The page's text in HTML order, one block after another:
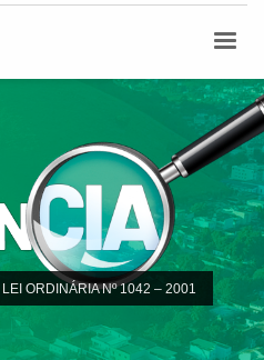
LEI ORDINÁRIA Nº 1042 – 2001